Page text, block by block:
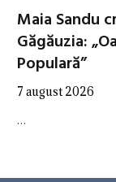
Maia Sandu
Găgăuzia:
Populară”
7 august 2026
…